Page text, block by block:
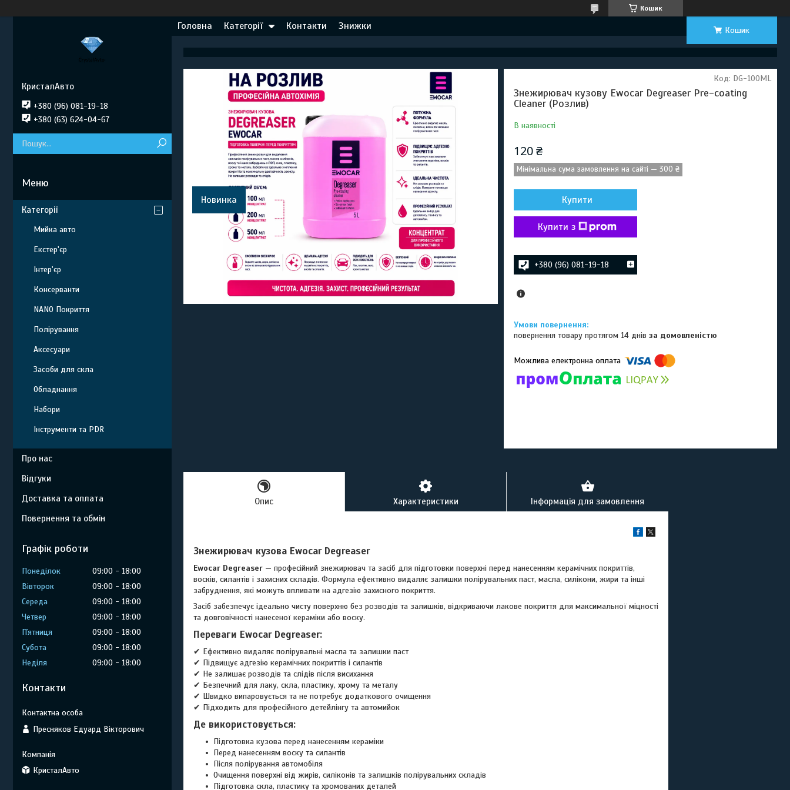
Кошик
Головна Категорії Контакти Знижки Кошик
Новинка
Знежирювач кузову Ewocar Degreaser Pre-coating
Cleaner (Розлив)
В наявності
Код: DG-100ML
120 ₴
Мінімальна сума замовлення на сайті — 300 ₴
Купити
Купити з
+380 (96) 081-19-18
повернення товару протягом 14 днівза домовленістю
Опис Характеристики Інформація для замовлення
Знежирювач кузова Ewocar Degreaser
Ewocar Degreaser — професійний знежирювач та засіб для підготовки поверхні перед нанесенням керамічних покриттів,
восків, силантів і захисних складів. Формула ефективно видаляє залишки полірувальних паст, масла, силікони, жири та інші
забруднення, які можуть впливати на адгезію захисного покриття.
Засіб забезпечує ідеально чисту поверхню без розводів та залишків, відкриваючи лакове покриття для максимальної міцності
та довговічності нанесеної кераміки або воску.
Переваги Ewocar Degreaser:
✔ Ефективно видаляє полірувальні масла та залишки паст
✔ Підвищує адгезію керамічних покриттів і силантів
✔ Не залишає розводів та слідів після висихання
✔ Безпечний для лаку, скла, пластику, хрому та металу
✔ Швидко випаровується та не потребує додаткового очищення
✔ Підходить для професійного детейлінгу та автомийок
Де використовується:
Підготовка кузова перед нанесенням кераміки
Перед нанесенням воску та силантів
Після полірування автомобіля
Очищення поверхні від жирів, силіконів та залишків полірувальних складів
Підготовка скла, пластику та хромованих деталей
КристалАвто
+380 (96) 081-19-18
+380 (63) 624-04-67
Категорії
Мийка авто
Екстер'єр
Інтер'єр
Консерванти
NANO Покриття
Полірування
Аксесуари
Засоби для скла
Обладнання
Набори
Інструменти та PDR
Про нас
Відгуки
Доставка та оплата
Повернення та обмін
Графік роботи
Понеділок 09:00
18:00
Вівторок
09:00
18:00
Середа
09:00
18:00
Четвер
09:00
18:00
Пʼятниця
09:00
18:00
Субота
09:00
18:00
Неділя
09:00 18:00
Контакти
Пресняков Едуард Вікторович
КристалАвто